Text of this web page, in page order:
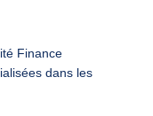
Finance
dans les